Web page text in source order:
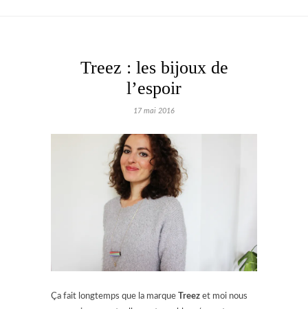
Treez : les bijoux de
l’espoir
17 mai 2016
Ça fait longtemps que la marque Treez et moi nous